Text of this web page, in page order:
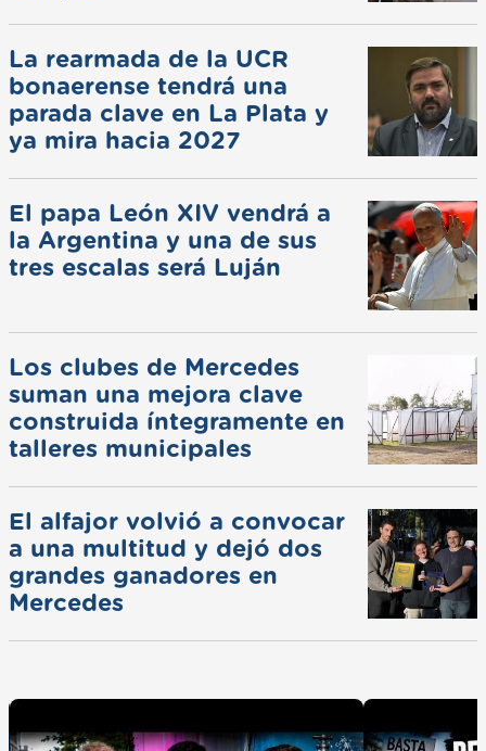
La rearmada de la UCR
bonaerense tendrá una
parada clave en La Plata y
ya mira hacia 2027
El papa León XIV vendrá a
la Argentina y una de sus
tres escalas será Luján
Los clubes de Mercedes
suman una mejora clave
construida íntegramente en
talleres municipales
El alfajor volvió a convocar
a una multitud y dejó dos
grandes ganadores en
Mercedes